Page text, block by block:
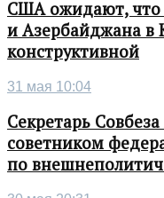
США ожидают, что
и Азербайджана в
конструктивной
31 мая 10:04
Секретарь
советником
по